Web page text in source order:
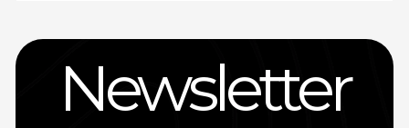
Newsletter